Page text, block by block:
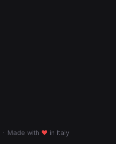
· Made with ♥ in Italy